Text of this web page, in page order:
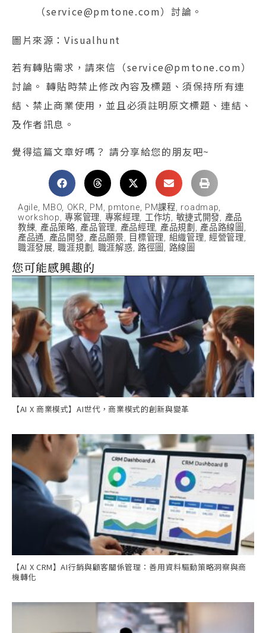
（service@pmtone.com）討論。
圖片來源：Visualhunt
若有轉貼需求，請來信（service@pmtone.com）
討論。 轉貼時禁止修改內容及標題、須保持所有連
結、禁止商業使用，並且必須註明原文標題、連結、
及作者訊息。
覺得這篇文章好嗎？ 請分享給您的朋友吧~
Agile, MBO, OKR, PM, pmtone, PM課程, roadmap,
workshop,專案管理, 專案經理, 工作坊, 敏捷式開發, 產品
教練, 產品策略, 產品管理, 產品經理, 產品規劃 , 產品路線圖 ,
產品通, 產品開發, 產品願景, 目標管理, 組織管理, 經營管理,
職涯發展,職涯規劃 , 職涯解惑, 路徑圖 , 路線圖
您可能感興趣的
【AI X 商業模式】AI世代，商業模式的創新與變革
【AI X CRM】AI行銷與顧客關係管理：善用資料驅動策略洞察與商
機轉化